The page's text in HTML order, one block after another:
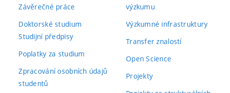
Závěrečné práce
Doktorské studium
Studijní předpisy
Poplatky za studium
Zpracování osobních údajů
studentů
výzkumu
Výzkumné infrastruktury
Transfer znalostí
Open Science
Projekty